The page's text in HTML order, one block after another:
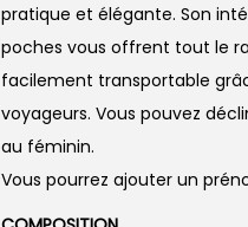
pratique et élégante. Son
poches vous offrent tout le
facilement transportable
voyageurs. Vous pouvez
au féminin.
Vous pourrez ajouter un